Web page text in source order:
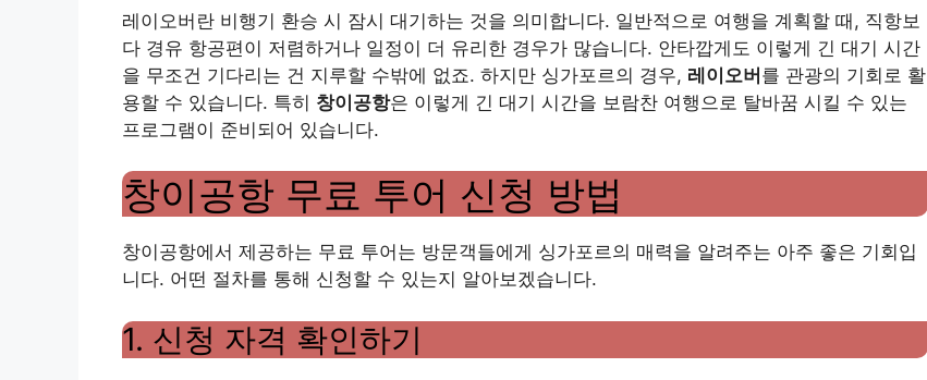
레이오버란 비행기 환승 시 잠시 대기하는 것을 의미합니다. 일반적으로 여행을 계획할 때, 직항보
다 경유 항공편이 저렴하거나 일정이 더 유리한 경우가 많습니다. 안타깝게도 이렇게 긴 대기 시간
을 무조건 기다리는 건 지루할 수밖에 없죠. 하지만 싱가포르의 경우, 레이오버를 관광의 기회로 활
용할 수 있습니다. 특히 창이공항은 이렇게 긴 대기 시간을 보람찬 여행으로 탈바꿈 시킬 수 있는
프로그램이 준비되어 있습니다.
창이공항 무료 투어 신청 방법
창이공항에서 제공하는 무료 투어는 방문객들에게 싱가포르의 매력을 알려주는 아주 좋은 기회입
니다. 어떤 절차를 통해 신청할 수 있는지 알아보겠습니다.
1. 신청 자격 확인하기